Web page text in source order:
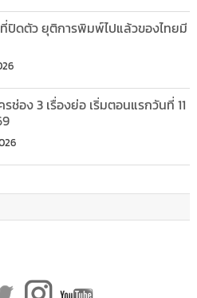
ดตัว ยุติการพิมพ์ไปแล้วของไทยมี
ช่อง 3 เรื่องย่อ เริ่มตอนแรกวันที่ 11